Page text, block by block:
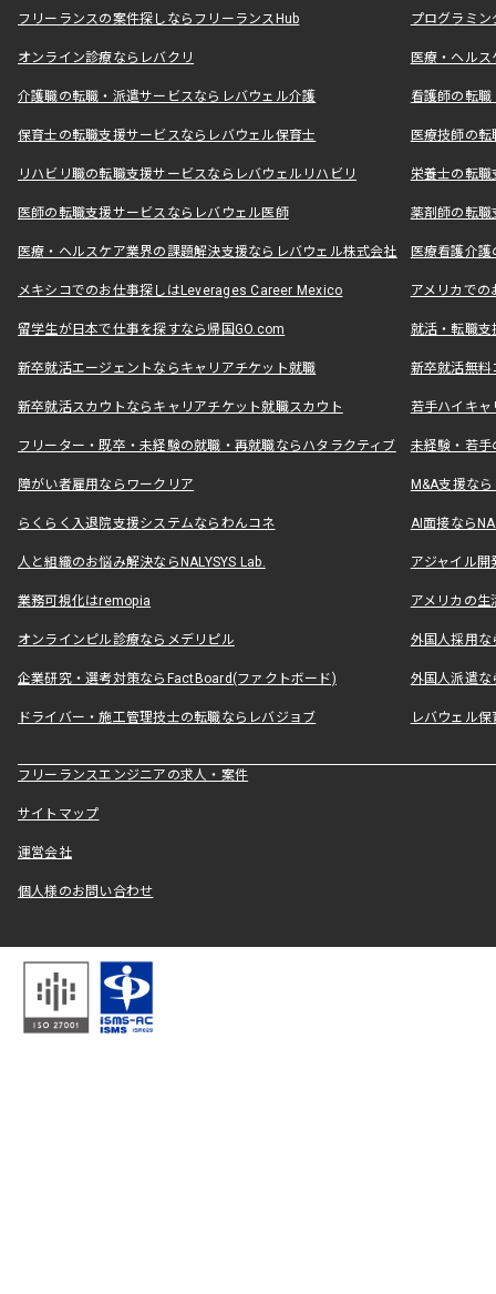
フリーランスの案件探しならフリーランスHub プログラミ
オンライン診療ならレバクリ 医療・ヘル
介護職の転職・派遣サービスならレバウェル介護 看護師の転
保育士の転職支援サービスならレバウェル保育士 医療技師の
リハビリ職の転職支援サービスならレバウェルリハビリ 栄養士の転
医師の転職支援サービスならレバウェル医師 薬剤師の転
医療・ヘルスケア業界の課題解決支援ならレバウェル株式会社 医療看護介
メキシコでのお仕事探しはLeverages Career Mexico アメリカで
留学生が日本で仕事を探すなら帰国GO.com 就活・転職
新卒就活エージェントならキャリアチケット就職 新卒就活無料
新卒就活スカウトならキャリアチケット就職スカウト 若手ハイキ
フリーター・既卒・未経験の就職・再就職ならハタラクティブ 未経験・若手
障がい者雇用ならワークリア M&A支援な
らくらく入退院支援システムならわんコネ AI面接なら
人と組織のお悩み解決ならNALYSYS Lab. アジャイル
業務可視化はremopia アメリカの
オンラインピル診療ならメデリピル 外国人採用
企業研究・選考対策ならFactBoard(ファクトボード) 外国人派遣な
ドライバー・施工管理技士の転職ならレバジョブ レバウェル
フリーランスエンジニアの求人・案件
サイトマップ
運営会社
個人様のお問い合わせ